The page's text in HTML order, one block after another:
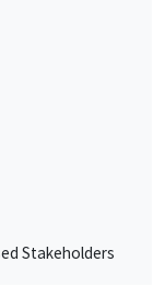
Stakeholders